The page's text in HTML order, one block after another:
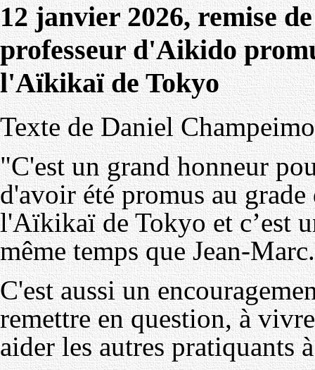
12 janvier 2026, remise
professeur d'Aikido
l'Aïkikaï de Tokyo
Texte de Daniel
"C'est un grand honneur
d'avoir été promus au
l'Aïkikaï de Tokyo et c’est
même temps que Jean-Marc.
C'est aussi un
remettre en question, à
aider les autres pratiquants